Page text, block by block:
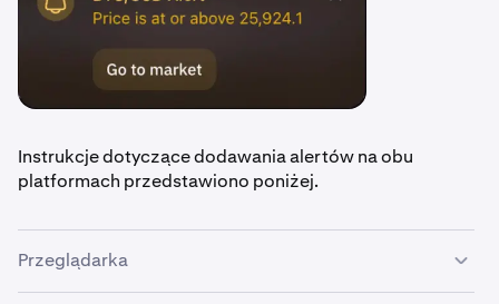
Instrukcje dotyczące dodawania alertów na obu
platformach przedstawiono poniżej.
Przeglądarka